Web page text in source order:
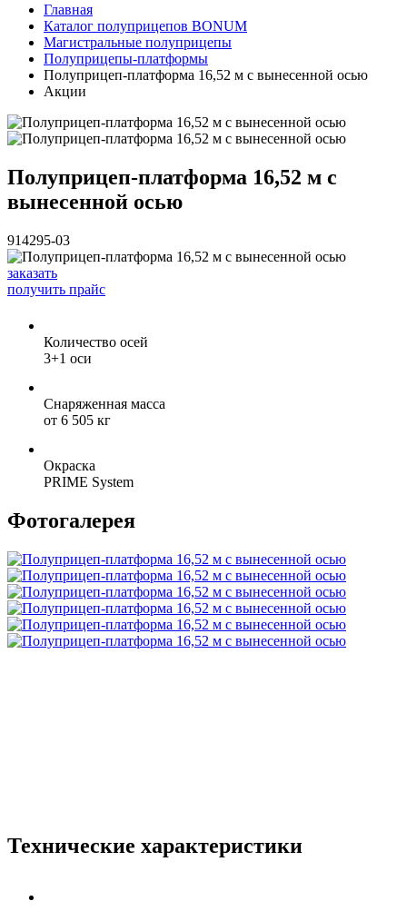
Главная
Каталог полуприцепов BONUM
Магистральные полуприцепы
Полуприцепы-платформы
Полуприцеп-платформа 16,52 м с вынесенной осью
Акции
Полуприцеп-платформа 16,52 м с
вынесенной осью
914295-03
заказать
получить прайс
Количество осей
3+1 оси
Снаряженная масса
от 6 505 кг
Окраска
PRIME System
Фотогалерея
Технические характеристики